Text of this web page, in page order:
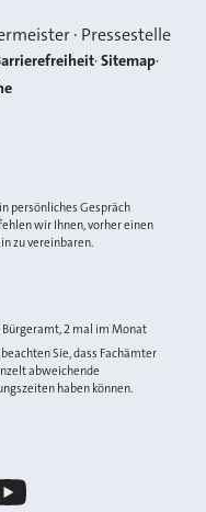
· Pressestelle
Sitemap
persönliches Gespräch
wir Ihnen, vorher einen
zu vereinbaren.
Bürgeramt, 2 mal im Monat
Sie, dass Fachämter
abweichende
haben können.